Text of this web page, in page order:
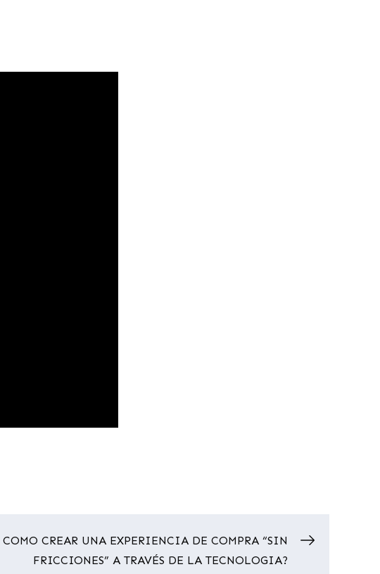
COMO CREAR UNA EXPERIENCIA DE COMPRA “SIN
FRICCIONES” A TRAVÉS DE LA TECNOLOGIA?